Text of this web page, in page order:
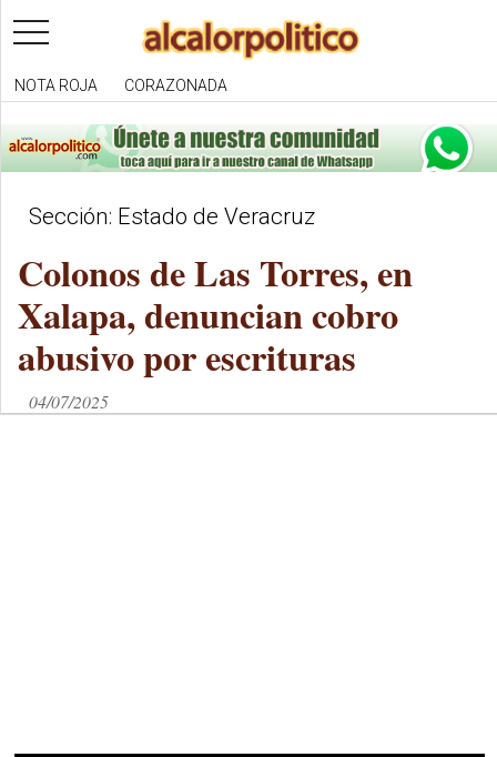
toggle
navigation
NOTA ROJA CORAZONADA
Sección: Estado de Veracruz
Colonos de Las Torres, en
Xalapa, denuncian cobro
abusivo por escrituras
04/07/2025